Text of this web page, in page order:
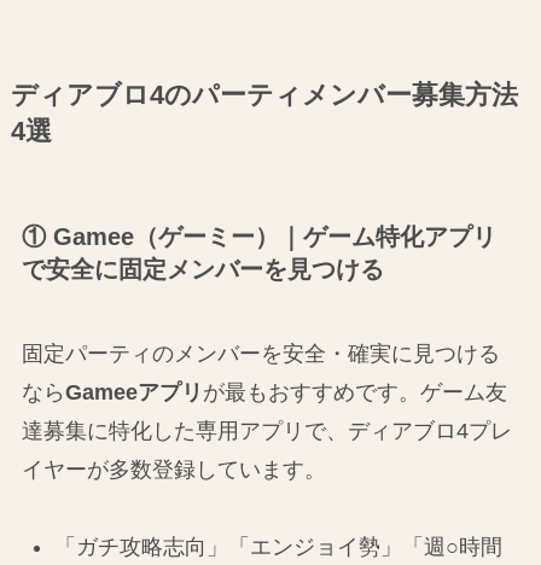
ディアブロ4のパーティメンバー募集方法
4選
① Gamee（ゲーミー）｜ゲーム特化アプリ
で安全に固定メンバーを見つける
固定パーティのメンバーを安全・確実に見つける
ならGameeアプリ が最もおすすめです。ゲーム友
達募集に特化した専用アプリで、ディアブロ4プレ
イヤーが多数登録しています。
「ガチ攻略志向」「エンジョイ勢」「週○時間